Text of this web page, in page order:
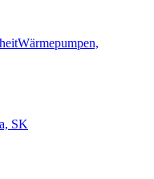
Wärmepumpen,
SK